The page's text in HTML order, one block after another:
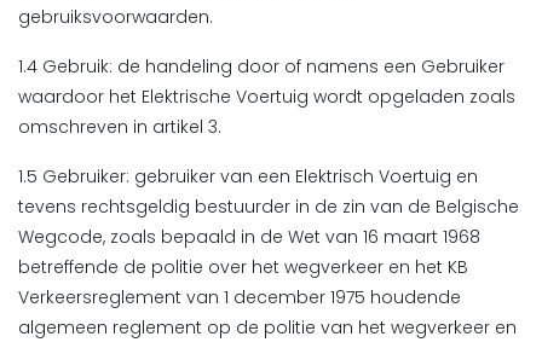
gebruiksvoorwaarden.
1.4 Gebruik: de handeling door of namens een Gebruiker
waardoor het Elektrische Voertuig wordt opgeladen zoals
omschreven in artikel 3.
1.5 Gebruiker: gebruiker van een Elektrisch Voertuig en
tevens rechtsgeldig bestuurder in de zin van de Belgische
Wegcode, zoals bepaald in de Wet van 16 maart 1968
betreffende de politie over het wegverkeer en het KB
Verkeersreglement van 1 december 1975 houdende
algemeen reglement op de politie van het wegverkeer en